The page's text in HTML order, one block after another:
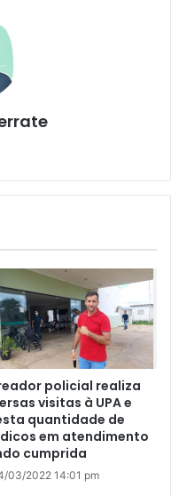
policial realiza
visitas à UPA e
quantidade de
em atendimento
cumprida
03/2022 14:01 pm